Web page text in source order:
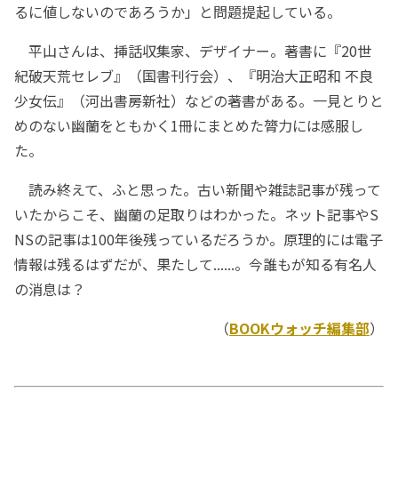
るに値しないのであろうか」と問題提起している。
平山さんは、挿話収集家、デザイナー。著書に『20世
紀破天荒セレブ』（国書刊行会）、『明治大正昭和 不良
少女伝』（河出書房新社）などの著書がある。一見とりと
めのない幽蘭をともかく1冊にまとめた膂力には感服し
た。
読み終えて、ふと思った。古い新聞や雑誌記事が残って
いたからこそ、幽蘭の足取りはわかった。ネット記事やS
NSの記事は100年後残っているだろうか。原理的には電子
情報は残るはずだが、果たして......。今誰もが知る有名人
の消息は？
（BOOKウォッチ編集部）